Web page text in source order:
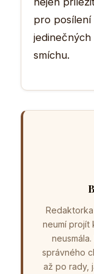
pro posílení
smíchu.
neumí projít
správného
až po rady,